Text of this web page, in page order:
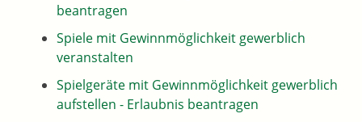
beantragen
Spiele mit Gewinnmöglichkeit gewerblich
veranstalten
Spielgeräte mit Gewinnmöglichkeit gewerblich
aufstellen - Erlaubnis beantragen